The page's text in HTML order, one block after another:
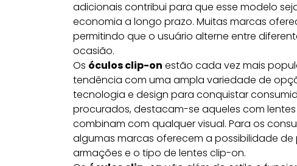
adicionais contribui para que esse modelo
economia a longo prazo. Muitas marcas
permitindo que o usuário alterne entre
ocasião.
Os óculos clip-on estão cada vez mais
tendência com uma ampla variedade de
tecnologia e design para conquistar
procurados, destacam-se aqueles com
combinam com qualquer visual. Para os
algumas marcas oferecem a possibilidade
armações e o tipo de lentes clip-on.